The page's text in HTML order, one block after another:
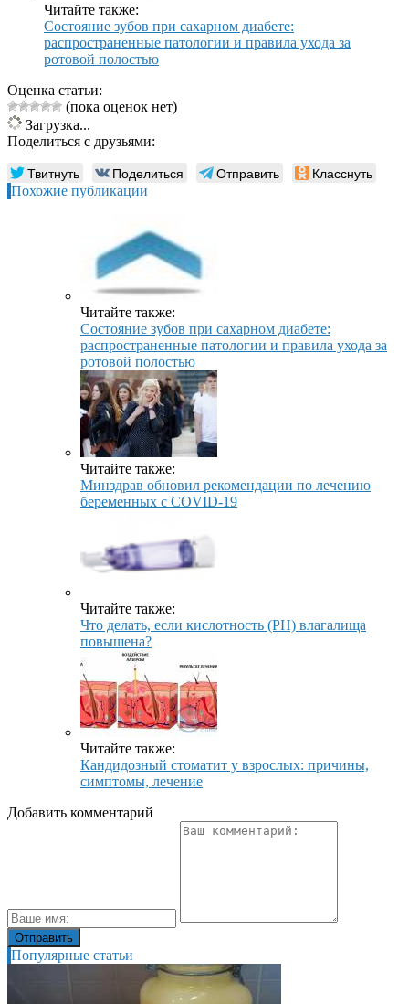
Читайте также:
Состояние зубов при сахарном диабете:
распространенные патологии и правила ухода за
ротовой полостью
Оценка статьи:
(пока оценок нет)
Загрузка...
Поделиться с друзьями:
Твитнуть Поделиться Отправить Класснуть
Похожие публикации
Читайте также:
Состояние зубов при сахарном диабете:
распространенные патологии и правила ухода за
ротовой полостью
Читайте также:
Минздрав обновил рекомендации по лечению
беременных с COVID-19
Читайте также:
Что делать, если кислотность (PH) влагалища
повышена?
Читайте также:
Кандидозный стоматит у взрослых: причины,
симптомы, лечение
Добавить комментарий
Популярные статьи